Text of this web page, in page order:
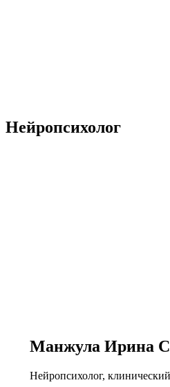
Нейропсихолог
Манжула Ирина
Нейропсихолог,